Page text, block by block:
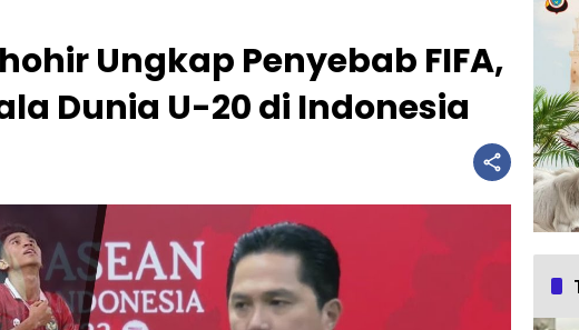
Ungkap Penyebab FIFA,
Dunia U-20 di Indonesia